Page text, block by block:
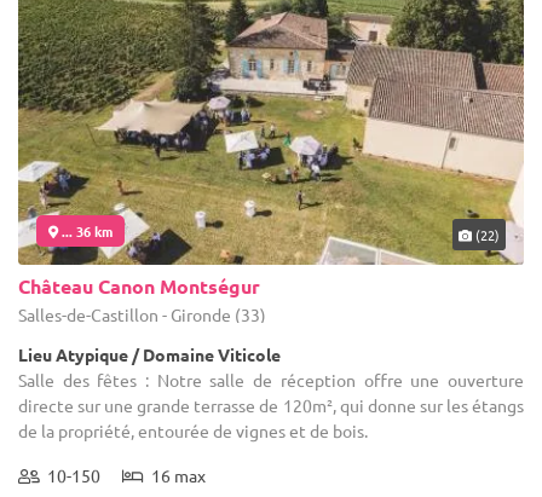
... 36 km (22)
Château Canon Montségur
Salles-de-Castillon - Gironde (33)
Lieu Atypique / Domaine Viticole
Salle des fêtes : Notre salle de réception offre une ouverture
directe sur une grande terrasse de 120m², qui donne sur les étangs
de la propriété, entourée de vignes et de bois.
10-150 16 max